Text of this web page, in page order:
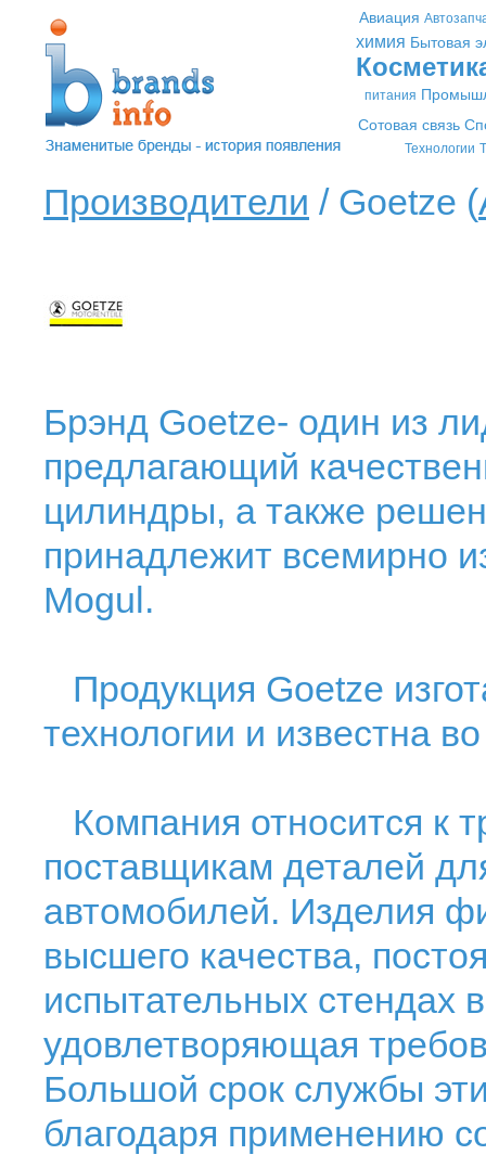
Авиация
химия Бытовая
питания
Сотовая связь
Технологии
Производители / Goetze (
Брэнд Goetze- один из
предлагающий
цилиндры, а также
принадлежит всемирно
Mogul.
Продукция Goetze
технологии и известна
Компания относится к
поставщикам деталей
автомобилей. Изделия
высшего качества,
испытательных стендах
удовлетворяющая
Большой срок службы
благодаря применению